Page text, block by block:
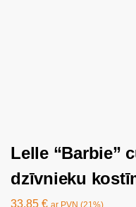
Lelle “Barbie”
dzīvnieku
33.85 € ar PVN (21%)